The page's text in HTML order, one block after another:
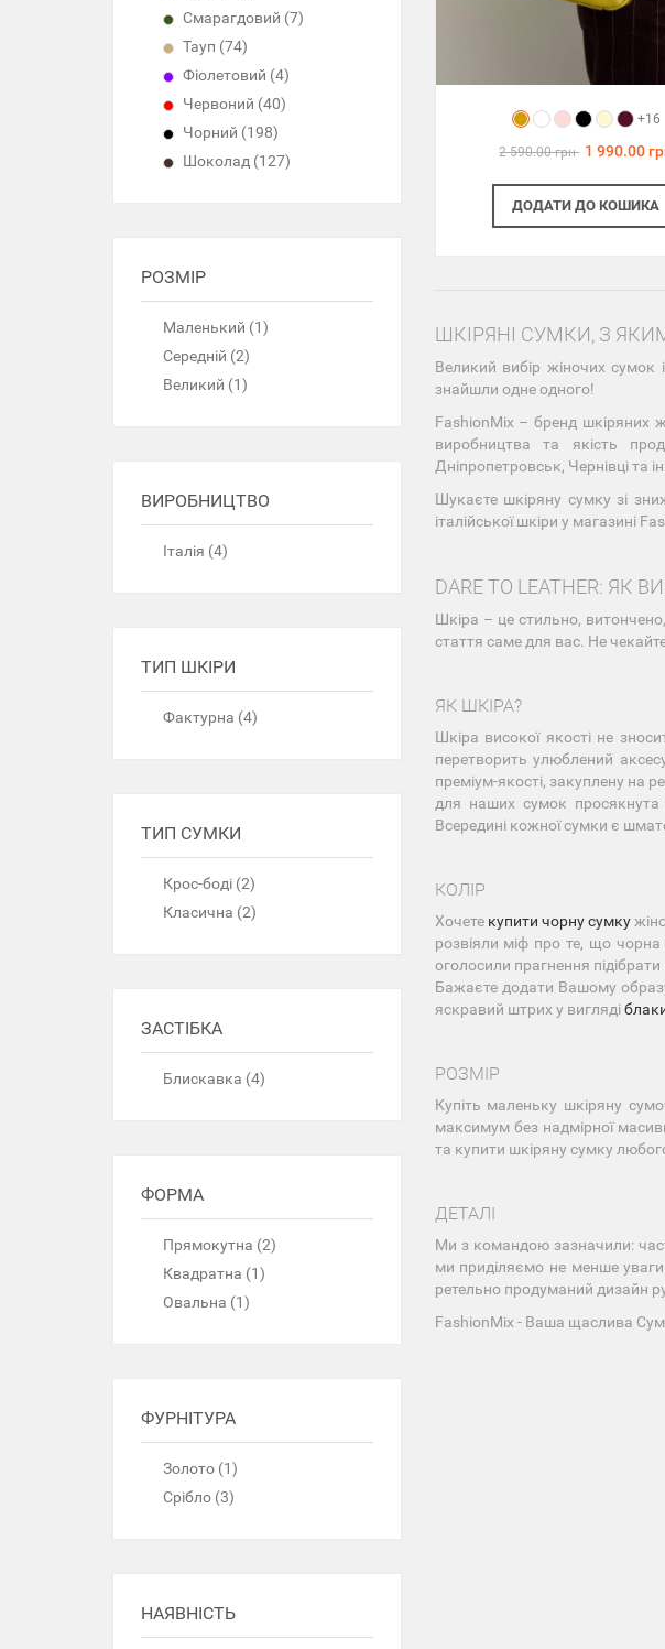
Смарагдовий (7)
Тауп (74)
Фіолетовий (4)
Червоний (40)
Чорний (198)
Шоколад (127)
РОЗМІР
Маленький (1)
Середній (2)
Великий (1)
ВИРОБНИЦТВО
Італія (4)
ТИП ШКІРИ
Фактурна (4)
ТИП СУМКИ
Крос-боді (2)
Класична (2)
ЗАСТІБКА
Блискавка (4)
ФОРМА
Прямокутна (2)
Квадратна (1)
Овальна (1)
ФУРНІТУРА
Золото (1)
Срібло (3)
НАЯВНІСТЬ
+16
2 590.00 грн 1 990.00
ДОДАТИ ДО КОШИКА
ШКІРЯНІ СУМКИ, З
Великий вибір жіночих сумок
знайшли одне одного!
FashionMix – бренд шкіряних
виробництва та якість
Дніпропетровськ, Чернівці та
Шукаєте шкіряну сумку зі
італійської шкіри у магазині
DARE TO LEATHER:
Шкіра – це стильно,
стаття саме для вас. Не
ЯК ШКІРА?
Шкіра високої якості не
перетворить улюблений
преміум-якості, закуплену на
для наших сумок просякнута
Всередині кожної сумки є
КОЛІР
Хочете купити чорну сумку
розвіяли міф про те, що чорна
оголосили прагнення
Бажаєте додати Вашому
яскравий штрих у вигляді
РОЗМІР
Купіть маленьку шкіряну
максимум без надмірної
та купити шкіряну сумку
ДЕТАЛІ
Ми з командою зазначили:
ми приділяємо не менше уваги
ретельно продуманий дизайн
FashionMix - Ваша щаслива